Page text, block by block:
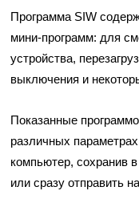
Программа SIW
мини-программ: для
устройства,
выключения и
Показанные
различных
компьютер, сохранив
или сразу отправить